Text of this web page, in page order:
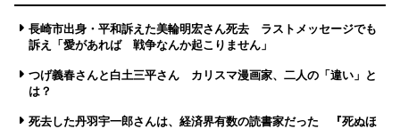
長崎市出身・平和訴えた美輪明宏さん死去 ラストメッセージでも
訴え「愛があれば 戦争なんか起こりません」
つげ義春さんと白土三平さん カリスマ漫画家、二人の「違い」と
は？
死去した丹羽宇一郎さんは、経済界有数の読書家だった 『死ぬほ